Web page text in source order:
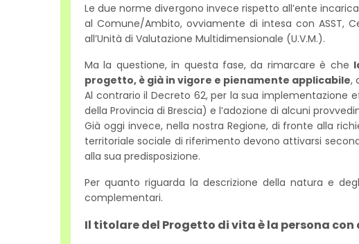
Le due norme divergono invece rispetto all’ente
al Comune/Ambito, ovviamente di intesa con ASST,
all’Unità di Valutazione Multidimensionale (U.V.M.).
Ma la questione, in questa fase, da rimarcare è che
progetto, è già in vigore e pienamente applicabile,
Al contrario il Decreto 62, per la sua implementazione
della Provincia di Brescia) e l’adozione di alcuni
Già oggi invece, nella nostra Regione, di fronte alla
territoriale sociale di riferimento devono attivarsi
alla sua predisposizione.
Per quanto riguarda la descrizione della natura e
complementari.
Il titolare del Progetto di vita è la persona